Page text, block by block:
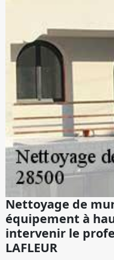
Nettoyage de
équipement à
intervenir le
LAFLEUR